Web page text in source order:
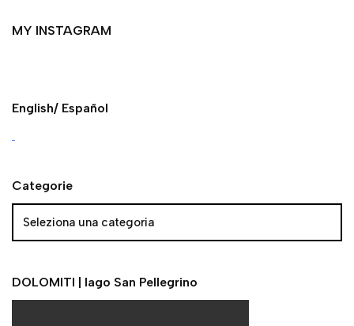
MY INSTAGRAM
English/ Español
Categorie
DOLOMITI | lago San Pellegrino